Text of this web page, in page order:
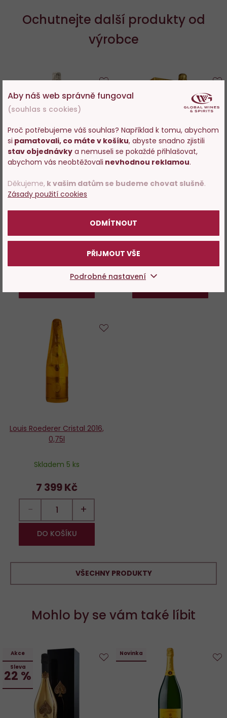
Ochutnejte další produkty od
výrobce
Louis Roederer Brut
Collection 245 0,75l
1 349 Kč
Do
Louis Roederer Cristal 2016,
7 699 Kč
Louis Roederer Cristal 2016,
0,75l
Skladem 5 ks
7 399 Kč
− +
DO KOŠÍKU
VŠECHNY PRODUKTY
Mohlo by se vám také líbit
Akce
Sleva
22 %
Novinka
Aby náš web správně fungoval
(souhlas s cookies)
Proč potřebujeme váš souhlas? Například k tomu, abychom
si pamatovali, co máte v košíku, abyste snadno zjistili
stav objednávky a nemuseli se pokaždé přihlašovat,
abychom vás neobtěžovali nevhodnou reklamou.
Děkujeme, k vašim datům se budeme chovat slušně.
Zásady použití cookies
ODMÍTNOUT
PŘIJMOUT VŠE
Podrobné nastavení
Vstupujete na stránky
s prodejem alkoholu. Prosím